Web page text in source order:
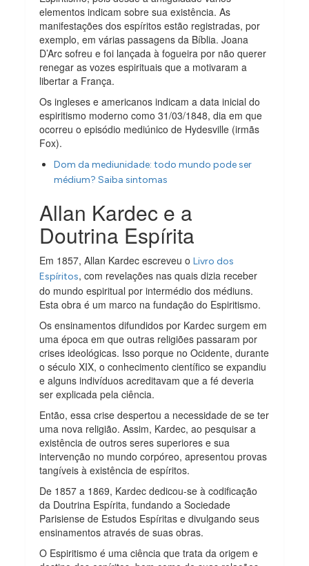
elementos indicam sobre sua existência. As
manifestações dos espíritos estão registradas, por
exemplo, em várias passagens da Bíblia. Joana
D’Arc sofreu e foi lançada à fogueira por não querer
renegar as vozes espirituais que a motivaram a
libertar a França.
Os ingleses e americanos indicam a data inicial do
espiritismo moderno como 31/03/1848, dia em que
ocorreu o episódio mediúnico de Hydesville (irmãs
Fox).
Dom da mediunidade: todo mundo pode ser
médium? Saiba sintomas
Allan Kardec e a
Doutrina Espírita
Em 1857, Allan Kardec escreveu oLivro dos
Espíritos, com revelações nas quais dizia receber
do mundo espiritual por intermédio dos médiuns.
Esta obra é um marco na fundação do Espiritismo.
Os ensinamentos difundidos por Kardec surgem em
uma época em que outras religiões passaram por
crises ideológicas. Isso porque no Ocidente, durante
o século XIX, o conhecimento científico se expandiu
e alguns indivíduos acreditavam que a fé deveria
ser explicada pela ciência.
Então, essa crise despertou a necessidade de se ter
uma nova religião. Assim, Kardec, ao pesquisar a
existência de outros seres superiores e sua
intervenção no mundo corpóreo, apresentou provas
tangíveis à existência de espíritos.
De 1857 a 1869, Kardec dedicou-se à codificação
da Doutrina Espírita, fundando a Sociedade
Parisiense de Estudos Espíritas e divulgando seus
ensinamentos através de suas obras.
O Espiritismo é uma ciência que trata da origem e